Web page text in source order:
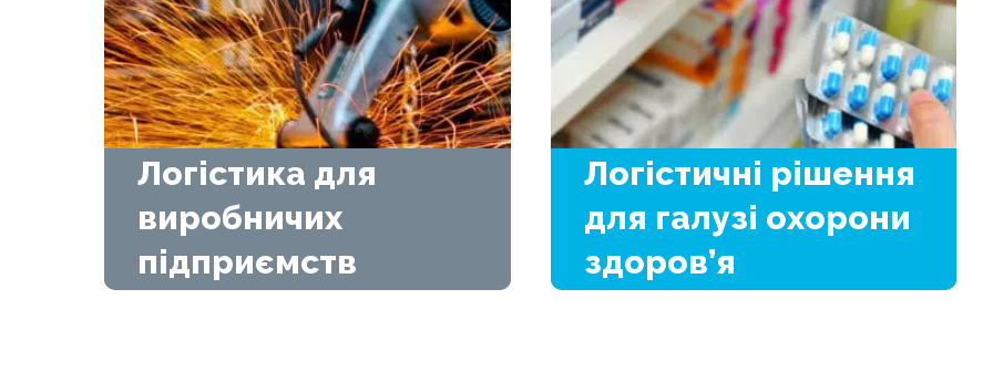
Логістика для
виробничих
підприємств
Логістичні рішення
для галузі охорони
здоров’я